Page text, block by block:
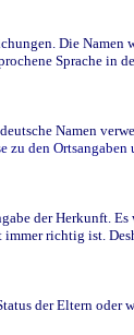
Die Namen
Sprache
Namen
zu den
der Herkunft.
richtig ist.
der Eltern oder